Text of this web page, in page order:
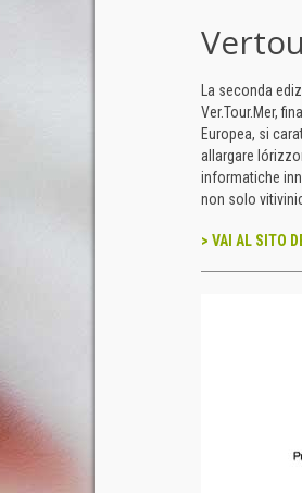
La seconda
Ver.Tour.Mer,
Europea, si
allargare
informatiche
non solo
> VAI AL SITO